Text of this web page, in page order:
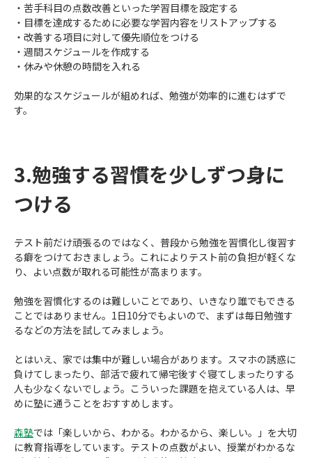
・苦手科目の点数改善といった学習目標を設定する
・目標を達成するために必要な学習内容をリストアップする
・改善する項目に対して優先順位をつける
・週間スケジュールを作成する
・休みや休憩の時間を入れる
効果的なスケジュールが組めれば、勉強が効率的に進むはずで
す。
3.勉強する習慣を少しずつ身に
つける
テスト前だけ頑張るのではなく、普段から勉強を習慣化し復習す
る癖をつけておきましょう。これによりテスト前の負担が軽くな
り、よい点数が取れる可能性が高まります。
勉強を習慣化するのは難しいことであり、いきなり誰でもできる
ことではありません。1日10分でもよいので、まずは毎日勉強す
るなどの方法を試してみましょう。
とはいえ、家では集中が難しい場合があります。スマホの誘惑に
負けてしまったり、部活で疲れて帰宅後すぐ寝てしまったりする
人も少なくないでしょう。こういった課題を抱えている人は、早
めに塾に通うことをおすすめします。
森塾では「楽しいから、わかる。わかるから、楽しい。」を大切
に教育指導をしています。テストの点数がよい、授業がわかるな